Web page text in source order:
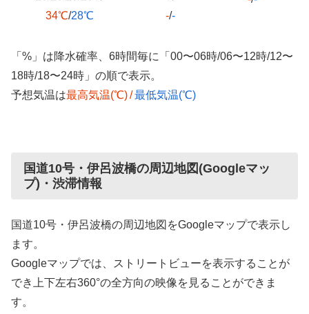
34℃/28℃
-/-
「%」は降水確率、6時間毎に「00〜06時/06〜12時/12〜
18時/18〜24時」の順で表示。
予想気温は最高気温(℃)/最低気温(℃)
国道10号・伊呂波橋の周辺地図(Googleマッ
プ)・渋滞情報
国道10号・伊呂波橋の周辺地図をGoogleマップで表示し
ます。
Googleマップでは、ストリートビューを表示することが
でき上下左右360°の全方向の映像を見ることができま
す。